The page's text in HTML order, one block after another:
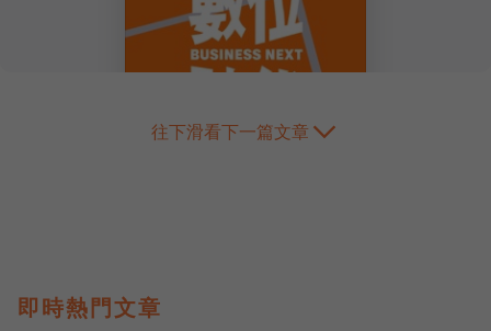
往下滑看下一篇文章
即時熱門文章